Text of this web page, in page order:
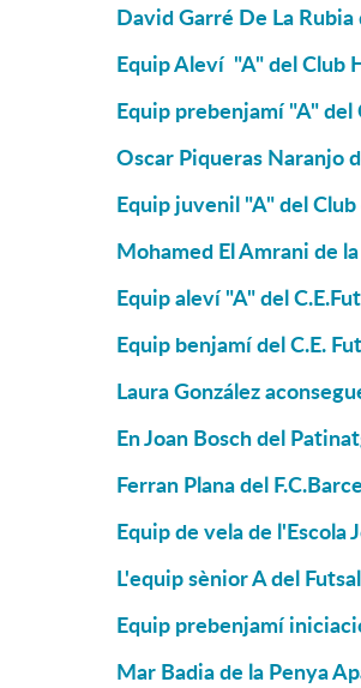
David Garré De La
Equip Aleví "A" del Club
Equip prebenjamí "A"
Oscar Piqueras Naranjo
Equip juvenil "A" del
Mohamed El Amrani de
Equip aleví "A" del
Equip benjamí del C.E.
Laura González
En Joan Bosch del
Ferran Plana del
Equip de vela de
L'equip sènior A del
Equip prebenjamí
Mar Badia de la Penya